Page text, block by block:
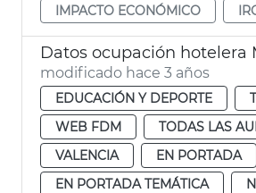
IMPACTO ECONÓMICO
Datos ocupación hotelera
modificado hace 3 años
EDUCACIÓN Y DEPORTE
WEB FDM
TODAS LAS
VALENCIA
EN PORTADA
EN PORTADA TEMÁTICA